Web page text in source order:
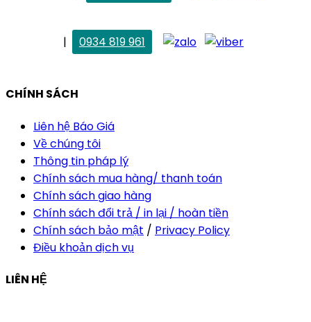
|
0934 819 961
CHÍNH SÁCH
Liên hệ Báo Giá
Về chúng tôi
Thông tin pháp lý
Chính sách mua hàng/ thanh toán
Chính sách giao hàng
Chính sách đổi trả / in lại / hoàn tiền
Chính sách bảo mật / Privacy Policy
Điều khoản dịch vụ
LIÊN HỆ